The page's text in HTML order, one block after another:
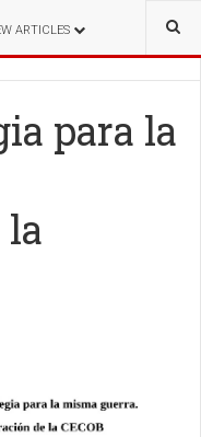
ARTICLES
GUERRA
para la
la